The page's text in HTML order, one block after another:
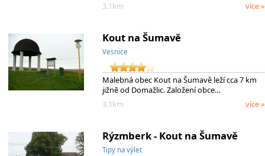
3.1km
více »
Kout na Šumavě
Vesnice
Malebná obec Kout na Šumavě leží cca 7 km
jižně od Domažlic. Založení obce…
3.1km
více »
Rýzmberk - Kout na Šumavě
Tipy na výlet